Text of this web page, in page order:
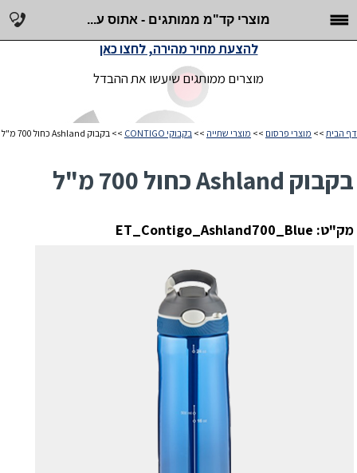
מוצרי קד"מ ממותגים - אתוס ע...
מוצרים ממותגים שיעשו את ההבדל
להצעת מחיר מהירה, לחצו כאן
דף הבית >> מוצרי פרסום >> מוצרי שתייה >> בקבוקי CONTIGO >> בקבוק Ashland כחול 700 מ"ל
בקבוק Ashland כחול 700 מ"ל
מק"ט: ET_Contigo_Ashland700_Blue